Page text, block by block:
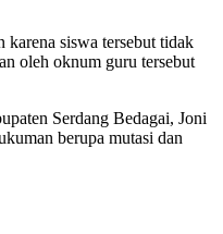
siswa tersebut tidak
oleh oknum guru tersebut
Serdang Bedagai, Joni
berupa mutasi dan